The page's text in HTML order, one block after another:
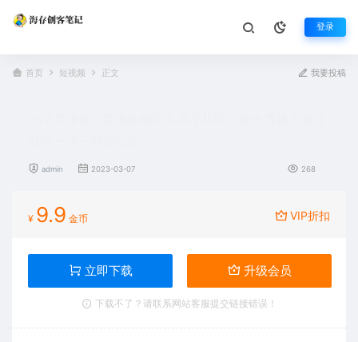
登录
首页 短视频 正文 我要投稿
admin 2023-03-07 268
¥ 9.9 金币 VIP折扣
立即下载 升级会员
下载不了？请联系网站客服提交链接错误！